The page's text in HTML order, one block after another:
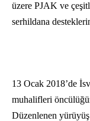
üzere PJAK ve
serhildana
13 Ocak 2018’de
muhalifleri
Düzenlenen